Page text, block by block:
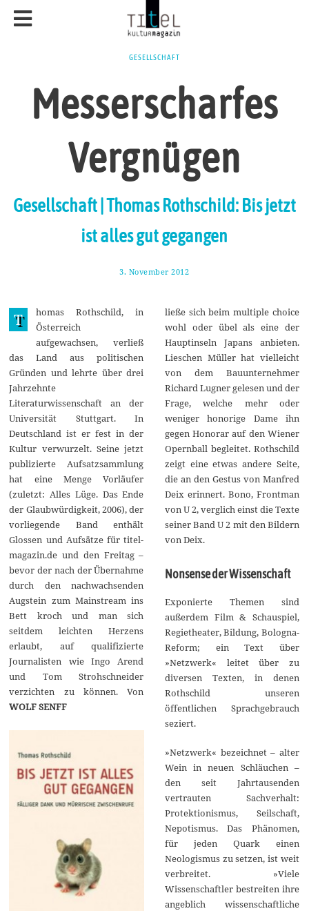
GESELLSCHAFT
Messerscharfes
Vergnügen
Gesellschaft | Thomas Rothschild: Bis jetzt
ist alles gut gegangen
3. November 2012
u
2
0
2
T
homas Rothschild, in
Österreich
aufgewachsen, verließ
das Land aus politischen
Gründen und lehrte über drei
Jahrzehnte
Literaturwissenschaft an der
Universität Stuttgart. In
Deutschland ist er fest in der
Kultur verwurzelt. Seine jetzt
publizierte Aufsatzsammlung
hat eine Menge Vorläufer
(zuletzt: Alles Lüge. Das Ende
der Glaubwürdigkeit, 2006), der
vorliegende Band enthält
Glossen und Aufsätze für titel-
magazin.de und den Freitag –
bevor der nach der Übernahme
durch den nachwachsenden
Augstein zum Mainstream ins
Bett kroch und man sich
seitdem leichten Herzens
erlaubt, auf qualifizierte
Journalisten wie Ingo Arend
und Tom Strohschneider
verzichten zu können. Von
WOLF SENFF
ließe sich beim multiple choice
wohl oder übel als eine der
Hauptinseln Japans anbieten.
Lieschen Müller hat vielleicht
von dem Bauunternehmer
Richard Lugner gelesen und der
Frage, welche mehr oder
weniger honorige Dame ihn
gegen Honorar auf den Wiener
Opernball begleitet. Rothschild
zeigt eine etwas andere Seite,
die an den Gestus von Manfred
Deix erinnert. Bono, Frontman
von U 2, verglich einst die Texte
seiner Band U 2 mit den Bildern
von Deix.
Nonsense der Wissenschaft
Exponierte Themen sind
außerdem Film & Schauspiel,
Regietheater, Bildung, Bologna-
Reform; ein Text über
»Netzwerk« leitet über zu
diversen Texten, in denen
Rothschild unseren
öffentlichen Sprachgebrauch
seziert.
»Netzwerk« bezeichnet – alter
Wein in neuen Schläuchen –
den seit Jahrtausenden
vertrauten Sachverhalt:
Protektionismus, Seilschaft,
Nepotismus. Das Phänomen,
für jeden Quark einen
Neologismus zu setzen, ist weit
verbreitet. »Viele
Wissenschaftler bestreiten ihre
angeblich wissenschaftliche